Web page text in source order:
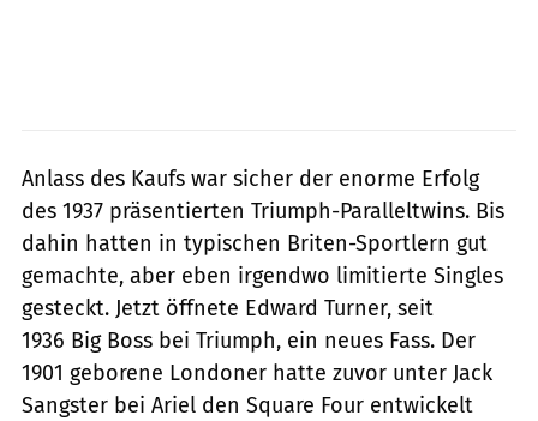
Anlass des Kaufs war sicher der enorme Erfolg
des 1937 präsentierten Triumph-Paralleltwins. Bis
dahin hatten in typischen Briten-Sportlern gut
gemachte, aber eben irgendwo limitierte Singles
gesteckt. Jetzt öffnete Edward Turner, seit
1936 Big Boss bei Triumph, ein neues Fass. Der
1901 geborene Londoner hatte zuvor unter Jack
Sangster bei Ariel den Square Four entwickelt